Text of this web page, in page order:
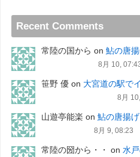
Recent Comments
常陸の国から on 鮎の唐
8月 10,
笹野 優on 大宮道の駅で
8月
山遊亭能楽 on 鮎の唐揚げ
8月 9, 08:23
常陸の圀から・・ on 水